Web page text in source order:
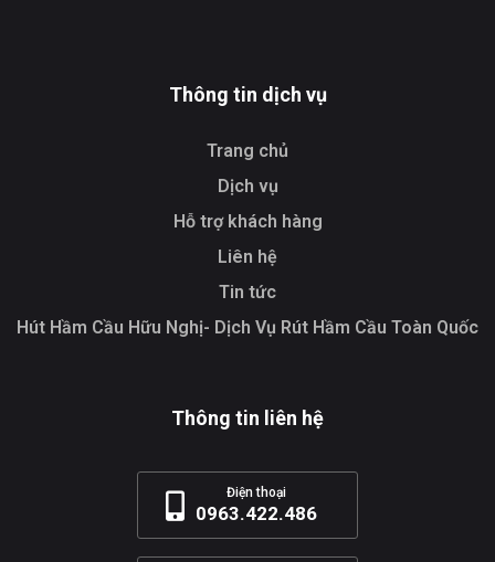
Thông tin dịch vụ
Trang chủ
Dịch vụ
Hỗ trợ khách hàng
Liên hệ
Tin tức
Hút Hầm Cầu Hữu Nghị- Dịch Vụ Rút Hầm Cầu Toàn Quốc
Thông tin liên hệ
Điện thoại
0963.422.486